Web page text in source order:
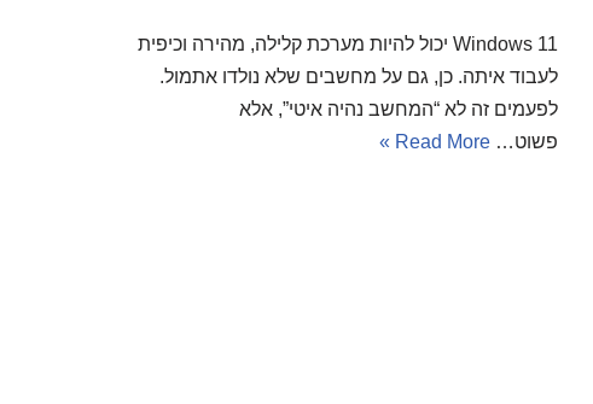
Windows 11 יכול להיות מערכת קלילה, מהירה וכיפית
לעבוד איתה. כן, גם על מחשבים שלא נולדו אתמול.
לפעמים זה לא “המחשב נהיה איטי”, אלא
פשוט… Read More »